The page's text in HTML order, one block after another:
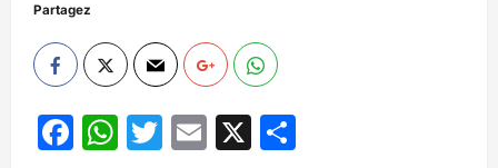
Partagez
Facebook
WhatsApp
Twitter
Email
X